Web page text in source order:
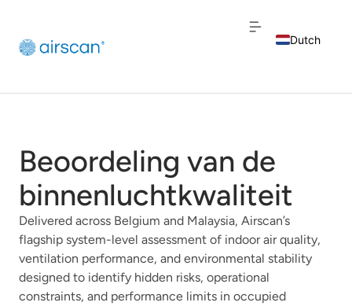
Dutch
French
Beoordeling van de
binnenluchtkwaliteit
Delivered across Belgium and Malaysia, Airscan’s
flagship system-level assessment of indoor air quality,
ventilation performance, and environmental stability
designed to identify hidden risks, operational
constraints, and performance limits in occupied